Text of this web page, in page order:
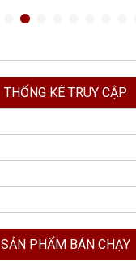
THỐNG KÊ TRUY CẬP
SẢN PHẨM BÁN CHẠY